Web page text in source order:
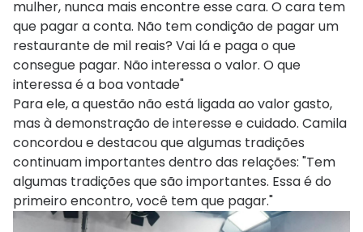
mulher, nunca mais encontre esse cara. O cara tem
que pagar a conta. Não tem condição de pagar um
restaurante de mil reais? Vai lá e paga o que
consegue pagar. Não interessa o valor. O que
interessa é a boa vontade"
Para ele, a questão não está ligada ao valor gasto,
mas à demonstração de interesse e cuidado. Camila
concordou e destacou que algumas tradições
continuam importantes dentro das relações: "Tem
algumas tradições que são importantes. Essa é do
primeiro encontro, você tem que pagar."